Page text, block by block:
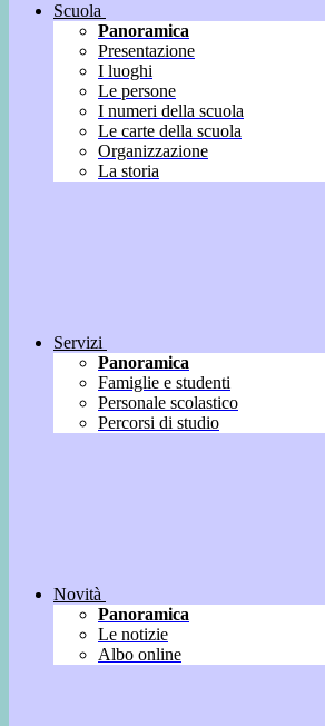
Scuola
Panoramica
Presentazione
I luoghi
Le persone
I numeri della scuola
Le carte della scuola
Organizzazione
La storia
Servizi
Panoramica
Famiglie e studenti
Personale scolastico
Percorsi di studio
Novità
Panoramica
Le notizie
Albo online